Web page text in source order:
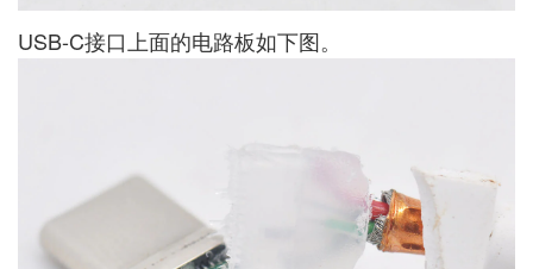
USB-C接口上面的电路板如下图。